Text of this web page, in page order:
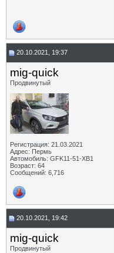
20.10.2021, 19:37
mig-quick
Продвинутый
Регистрация: 21.03.2021
Адрес: Пермь
Автомобиль: GFK11-51-ХВ1
Возраст: 64
Сообщений: 6,716
20.10.2021, 19:42
mig-quick
Продвинутый